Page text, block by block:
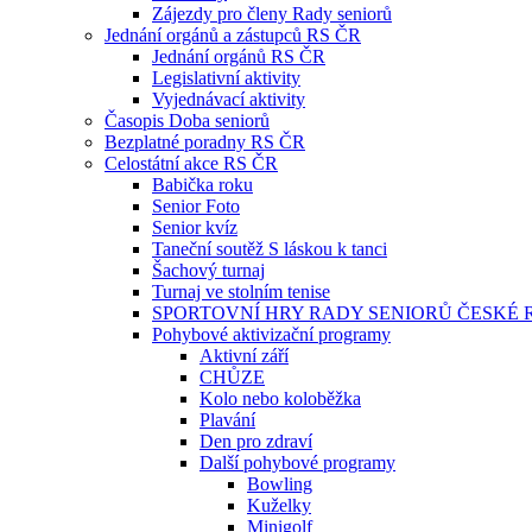
Zájezdy pro členy Rady seniorů
Jednání orgánů a zástupců RS ČR
Jednání orgánů RS ČR
Legislativní aktivity
Vyjednávací aktivity
Časopis Doba seniorů
Bezplatné poradny RS ČR
Celostátní akce RS ČR
Babička roku
Senior Foto
Senior kvíz
Taneční soutěž S láskou k tanci
Šachový turnaj
Turnaj ve stolním tenise
SPORTOVNÍ HRY RADY SENIORŮ ČESKÉ
Pohybové aktivizační programy
Aktivní září
CHŮZE
Kolo nebo koloběžka
Plavání
Den pro zdraví
Další pohybové programy
Bowling
Kuželky
Minigolf